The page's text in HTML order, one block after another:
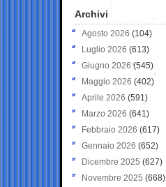
Archivi
Agosto 2026 (104)
Luglio 2026 (613)
Giugno 2026 (545)
Maggio 2026 (402)
Aprile 2026 (591)
Marzo 2026 (641)
Febbraio 2026 (617)
Gennaio 2026 (652)
Dicembre 2025 (627)
Novembre 2025 (668)